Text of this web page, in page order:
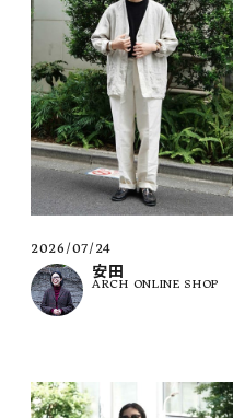
2026/07/24
安田
ARCH ONLINE SHOP